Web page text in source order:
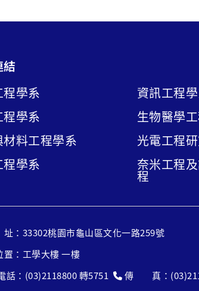
學系
學系
料工程學系
學系
資訊工程
生物醫學
光電工程
奈米工程
程
33302桃園市龜山區文化一路259號
置：工學大樓 一樓
話：(03)2118800 轉5751
傳 真：